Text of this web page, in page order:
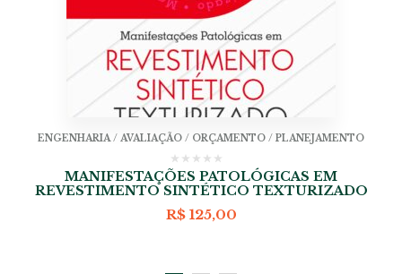
ENGENHARIA / AVALIAÇÃO / ORÇAMENTO / PLANEJAMENTO
MANIFESTAÇÕES PATOLÓGICAS EM
REVESTIMENTO SINTÉTICO TEXTURIZADO
R$125,00